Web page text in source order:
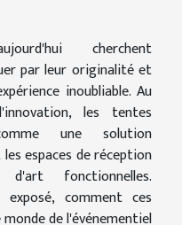
cherchent
par leur originalité et
inoubliable. Au
les tentes
une solution
espaces de réception
fonctionnelles.
comment ces
de l'événementiel